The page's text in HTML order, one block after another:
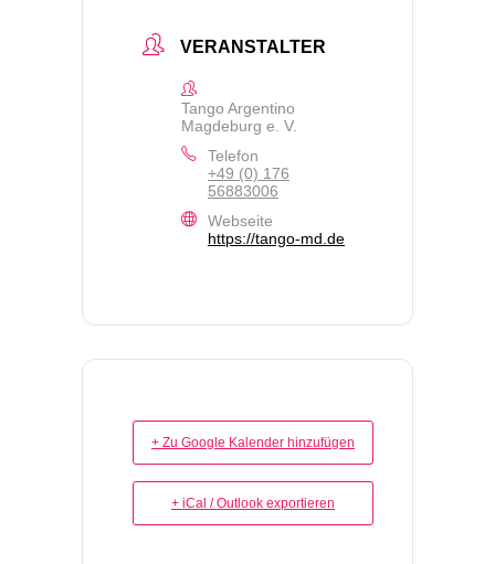
VERANSTALTER
Tango Argentino
Magdeburg e. V.
Telefon
+49 (0) 176
56883006
Webseite
https://tango-md.de
+ Zu Google Kalender hinzufügen
+ iCal / Outlook exportieren